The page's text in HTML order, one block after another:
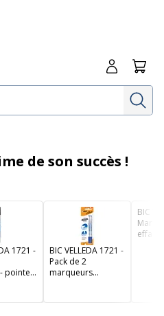
Me
de son succès !
1721 -
pointe
BIC VELLEDA 1721 -
Pack de 2
marqueurs
BIC